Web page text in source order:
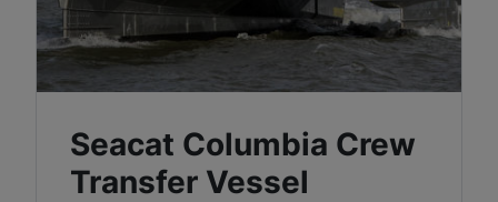
Seacat Columbia Crew
Transfer Vessel